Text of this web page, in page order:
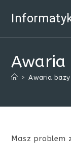
Awaria
> Awaria bazy
Masz problem